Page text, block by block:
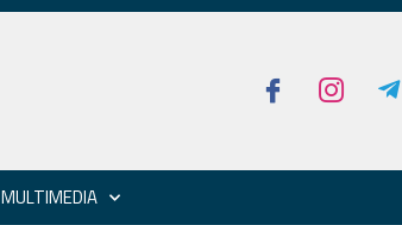
MULTIMEDIA